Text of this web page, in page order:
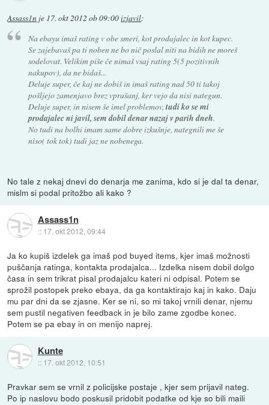
Assass1n je 17. okt 2012 ob 09:00izjavil:
Na ebayu imaš rating v obe smeri, kot prodajalec in kot kupec.
Se zajebavaš pa ti noben ne bo nič poslal niti na bidih ne moreš
sodelovat. Velikim piše če nimaš vsaj rating 5(5 pozitivnih
nakupov), da ne bidaš...
Deluje super, če kaj ne dobiš in imaš rating nad 50 ti takoj
pošljejo zamenjavo brez vprašanj, ker vejo da nisi nategun.
Deluje super, in nisem še imel problemov, tudi ko se mi
prodajalec ni javil, sem dobil denar nazaj v parih dneh.
No tudi na bolhi imam same dobre izkušnje, nategnili me še
niso( tok tok) tudi jaz ne nobenega.
No tale z nekaj dnevi do denarja me zanima, kdo si je dal ta denar,
mislm si podal pritožbo ali kako ?
Assass1n
:: 17. okt 2012, 09:44
Ja ko kupiš izdelek ga imaš pod buyed items, kjer imaš možnosti
puščanja ratinga, kontakta prodajalca... Izdelka nisem dobil dolgo
časa in sem trikrat pisal prodajalcu kateri ni odpisal. Potem se
sprožil postopek preko ebaya, da ga kontaktirajo kaj in kako. Daju
mu par dni da se zjasne. Ker se ni, so mi takoj vrnili denar, njemu
sem pustil negativen feedback in je bilo zame zgodbe konec.
Potem se pa ebay in on menijo naprej.
Kunte
:: 17. okt 2012, 10:51
Pravkar sem se vrnil z policijske postaje , kjer sem prijavil nateg.
Po ip naslovu bodo poskusil pridobit podatke od kje so bili maili